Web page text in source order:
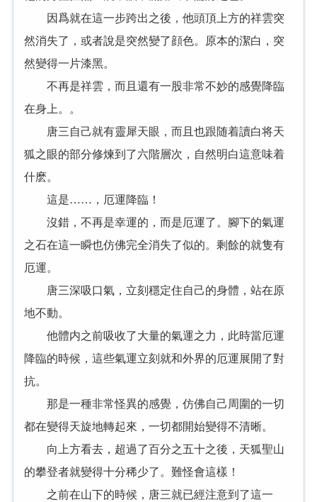
因爲就在這一步跨出之後，他頭頂上方的祥雲突
然消失了，或者說是突然變了顔色。原本的潔白，突
然變得一片漆黑。
不再是祥雲，而且還有一股非常不妙的感覺降臨
在身上。。
唐三自己就有靈犀天眼，而且也跟随着讀白将天
狐之眼的部分修煉到了六階層次，自然明白這意味着
什麽。
這是……，厄運降臨！
沒錯，不再是幸運的，而是厄運了。腳下的氣運
之石在這一瞬也仿佛完全消失了似的。剩餘的就隻有
厄運。
唐三深吸口氣，立刻穩定住自己的身體，站在原
地不動。
他體内之前吸收了大量的氣運之力，此時當厄運
降臨的時候，這些氣運立刻就和外界的厄運展開了對
抗。
那是一種非常怪異的感覺，仿佛自己周圍的一切
都在變得天旋地轉起來，一切都開始變得不清晰。
向上方看去，超過了百分之五十之後，天狐聖山
的攀登者就變得十分稀少了。難怪會這樣！
之前在山下的時候，唐三就已經注意到了這一